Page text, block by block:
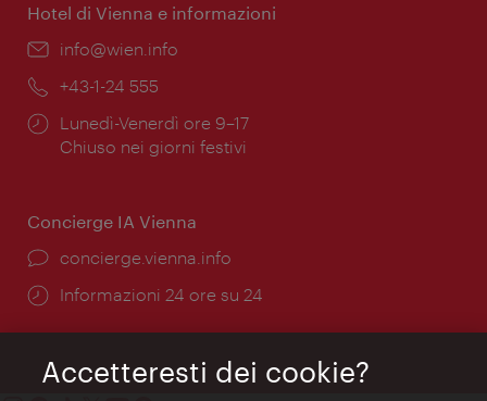
Hotel di Vienna e informazioni
Email:
info@wien.info
Telefono:
+43-1-24 555
Orari
di
Lunedì-Venerdì ore 9–17
Chiuso nei giorni festivi
Concierge IA Vienna
Ort:
concierge.vienna.info
Öffnungszeiten:
Informazioni 24 ore su 24
Accetteresti dei cookie?